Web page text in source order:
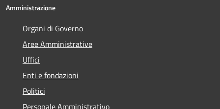
Amministrazione
Organi di Governo
Aree Amministrative
Uffici
Enti e fondazioni
Politici